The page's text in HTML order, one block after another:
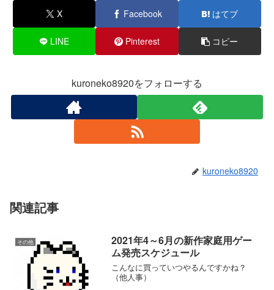
サイヴァリア3
ジョンモーリー最後の事件簿
A列車で行こう9 Evolution
eFootball™ Kick-Off!
X Facebook はてブ
LINE Pinterest コピー
kuroneko8920をフォローする
kuroneko8920
関連記事
その他
2021年4～6月の新作家庭用ゲー
ム発売スケジュール
こんなに買っていつやるんですかね？
（他人事）